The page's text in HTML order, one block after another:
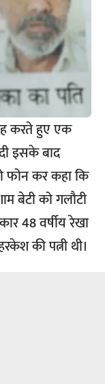
करते हुए एक
इसके बाद
फोन कर कहा कि
बेटी को गलौटी
48 वर्षीय रेखा
की पत्नी थी।